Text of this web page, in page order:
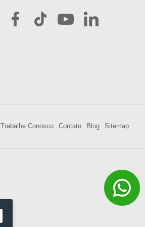
Trabalhe Conosco Contato Blog Sitemap